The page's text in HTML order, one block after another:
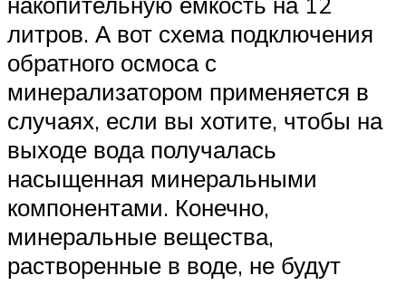
литров. А вот схема подключения
обратного осмоса с
минерализатором применяется в
случаях, если вы хотите, чтобы на
выходе вода получалась
насыщенная минеральными
компонентами. Конечно,
минеральные вещества,
растворенные в воде, не будут